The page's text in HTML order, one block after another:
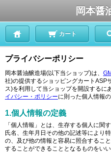
岡本醤
カート
プライバシーポリシー
岡本醤油醸造場(以下当ショップ)は、
社)の提供するショッピングカートASP
ス)を利用して当ショップを開設するに
イバシー・ポリシーに則った個人情報
1.個人情報の定義
「個人情報」とは、生存する個人に関
氏名、生年月日その他の記述等により
の、及び他の情報と容易に照合するこ
することができることとなるものをいい